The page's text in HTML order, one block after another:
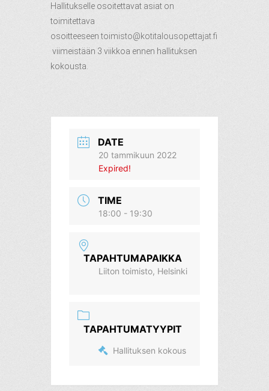
Hallitukselle osoitettavat asiat on
toimitettava
osoitteeseentoimisto@kotitalousopettajat.fi
viimeistään 3 viikkoa ennen hallituksen
kokousta.
DATE
20 tammikuun 2022
Expired!
TIME
18:00 - 19:30
TAPAHTUMAPAIKKA
Liiton toimisto, Helsinki
TAPAHTUMATYYPIT
Hallituksen kokous